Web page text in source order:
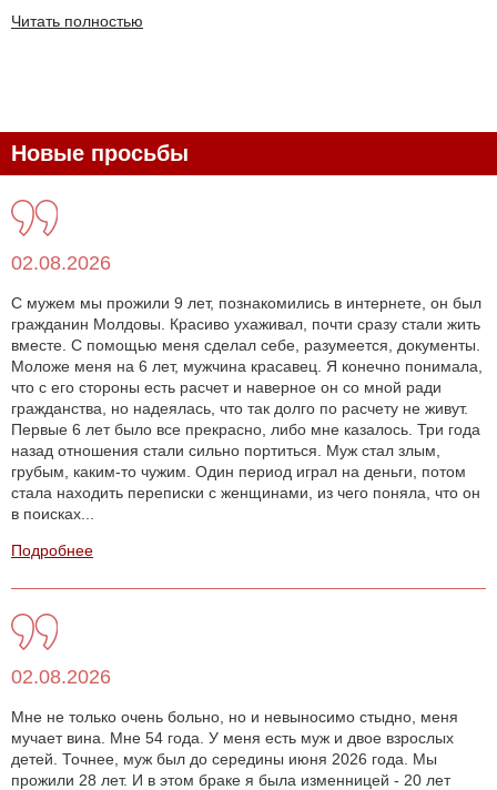
Читать полностью
Новые просьбы
02.08.2026
С мужем мы прожили 9 лет, познакомились в интернете, он был
гражданин Молдовы. Красиво ухаживал, почти сразу стали жить
вместе. С помощью меня сделал себе, разумеется, документы.
Моложе меня на 6 лет, мужчина красавец. Я конечно понимала,
что с его стороны есть расчет и наверное он со мной ради
гражданства, но надеялась, что так долго по расчету не живут.
Первые 6 лет было все прекрасно, либо мне казалось. Три года
назад отношения стали сильно портиться. Муж стал злым,
грубым, каким-то чужим. Один период играл на деньги, потом
стала находить переписки с женщинами, из чего поняла, что он
в поисках...
Подробнее
02.08.2026
Мне не только очень больно, но и невыносимо стыдно, меня
мучает вина. Мне 54 года. У меня есть муж и двое взрослых
детей. Точнее, муж был до середины июня 2026 года. Мы
прожили 28 лет. И в этом браке я была изменницей - 20 лет